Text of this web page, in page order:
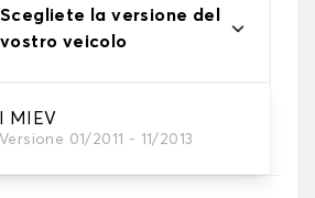
Scegliete la versione del
vostro veicolo
I MIEV
Versione 01/2011 - 11/2013
del tappetini auto